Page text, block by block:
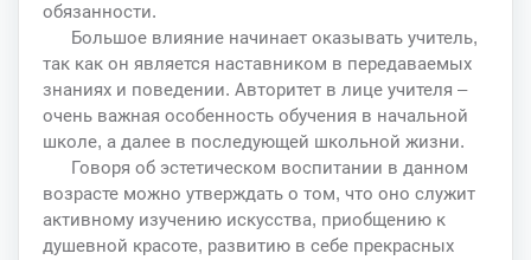
обязанности.
Большое влияние начинает оказывать учитель,
так как он является наставником в передаваемых
знаниях и поведении. Авторитет в лице учителя –
очень важная особенность обучения в начальной
школе, а далее в последующей школьной жизни.
Говоря об эстетическом воспитании в данном
возрасте можно утверждать о том, что оно служит
активному изучению искусства, приобщению к
душевной красоте, развитию в себе прекрасных